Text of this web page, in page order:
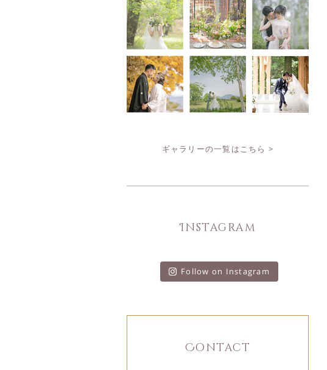
ギャラリーの一覧はこちら >
Instagram
Follow on Instagram
Contact